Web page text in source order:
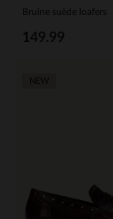
Bruine suède loafers
149.99